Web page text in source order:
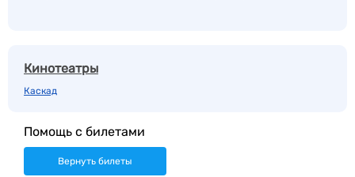
Кинотеатры
Каскад
Помощь с билетами
Вернуть билеты